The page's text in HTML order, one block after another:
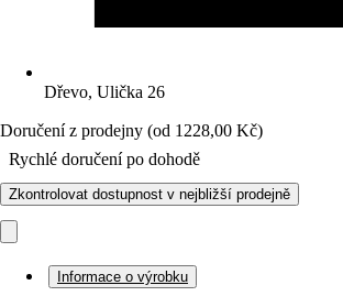
Dřevo, Ulička 26
Doručení z prodejny (od 1228,00 Kč)
Rychlé doručení po dohodě
Zkontrolovat dostupnost v nejbližší prodejně
Informace o výrobku